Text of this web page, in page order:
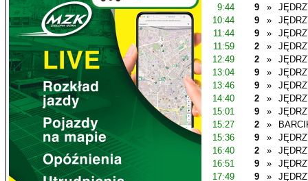
9:44
9 »
10:44
9 »
11:44
9 »
11:59
2 »
12:49
2 »
13:04
9 »
13:46
9 »
14:40
2 »
15:01
9 »
15:27
2 »
15:36
9 »
16:40
2 »
16:51
9 »
17:49
9 »